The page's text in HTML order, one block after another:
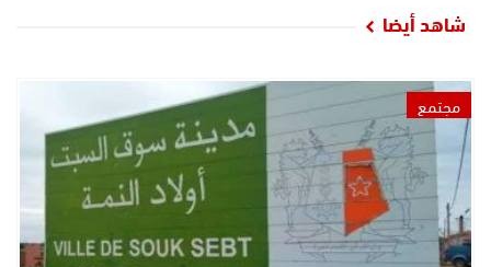
شاهد أيضا
مجتمع